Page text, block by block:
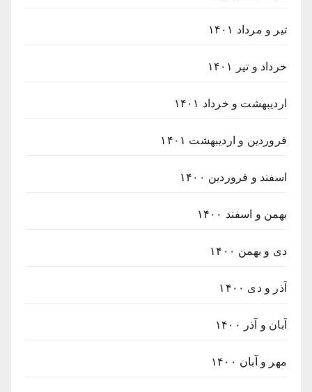
تیر و مرداد ۱۴۰۱
خرداد و تیر ۱۴۰۱
اردیبهشت و خرداد ۱۴۰۱
فروردین و اردیبهشت ۱۴۰۱
اسفند و فروردین ۱۴۰۰
بهمن و اسفند ۱۴۰۰
دی و بهمن ۱۴۰۰
آذر و دی ۱۴۰۰
آبان و آذر ۱۴۰۰
مهر و آبان ۱۴۰۰